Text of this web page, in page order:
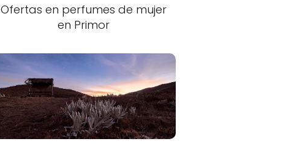
Ofertas en perfumes de mujer
en Primor